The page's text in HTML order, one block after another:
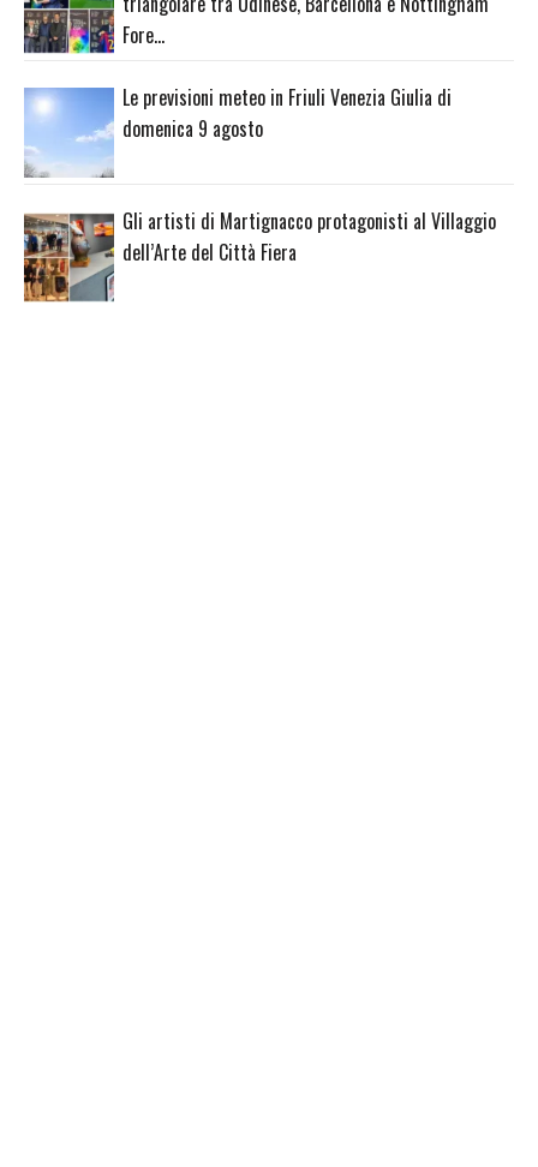
Fore…
Le previsioni meteo in Friuli Venezia Giulia di
domenica 9 agosto
Gli artisti di Martignacco protagonisti al Villaggio
dell’Arte del Città Fiera